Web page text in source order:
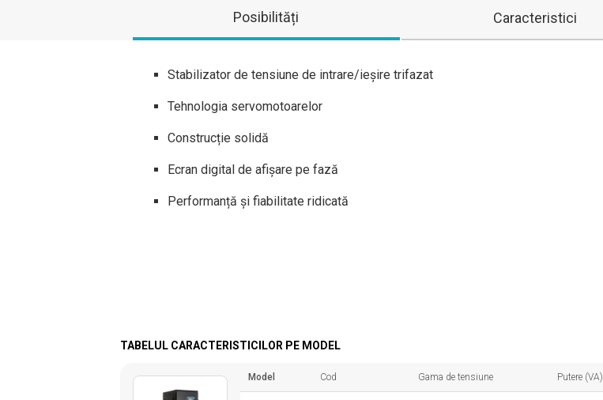
Posibilități Caracteristici
Stabilizator de tensiune de intrare/ieșire trifazat
Tehnologia servomotoarelor
Construcție solidă
Ecran digital de afișare pe fază
Performanță și fiabilitate ridicată
TABELUL CARACTERISTICILOR PE MODEL
Model Cod Gama de tensiune Putere (VA)